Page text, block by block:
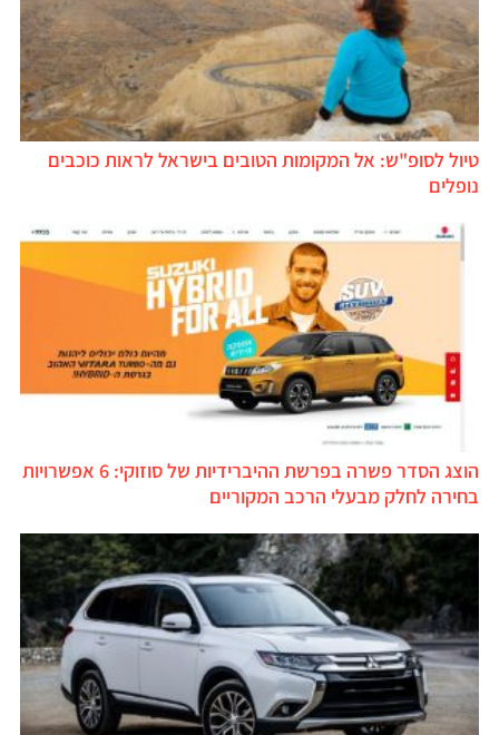
טיול לסופ"ש: אל המקומות הטובים בישראל לראות כוכבים
נופלים
הוצג הסדר פשרה בפרשת ההיברידיות של סוזוקי: 6 אפשרויות
בחירה לחלק מבעלי הרכב המקוריים